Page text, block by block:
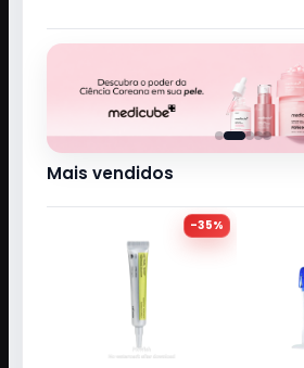
Mais vendidos
-35%